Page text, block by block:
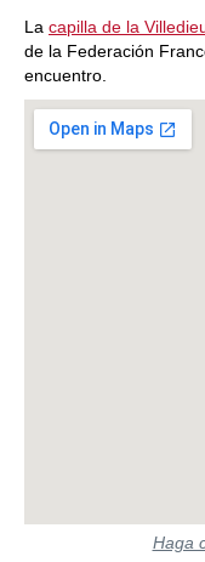
La capilla de la
de la Federación
encuentro.
Haga